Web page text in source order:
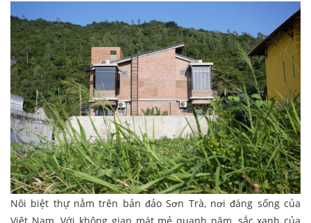
Nôi biệt thự nằm trên bản đảo Sơn Trà, nơi đáng sống của